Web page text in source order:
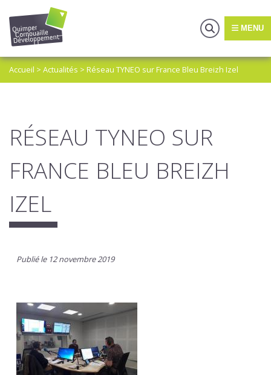
MENU
Accueil > Actualités > Réseau TYNEO sur France Bleu Breizh Izel
RÉSEAU TYNEO SUR
FRANCE BLEU BREIZH
IZEL
Publié le 12 novembre 2019